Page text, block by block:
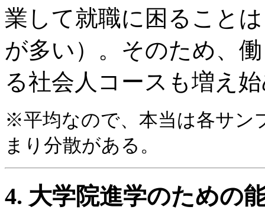
業して就職に困ること
が多い）。そのため、
る社会人コースも増え
※平均なので、本当は各サン
まり分散がある。
4. 大学院進学のための